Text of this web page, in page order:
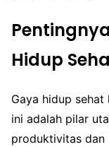
Hidup
Gaya hidup
ini adalah pilar
produktivitas dan